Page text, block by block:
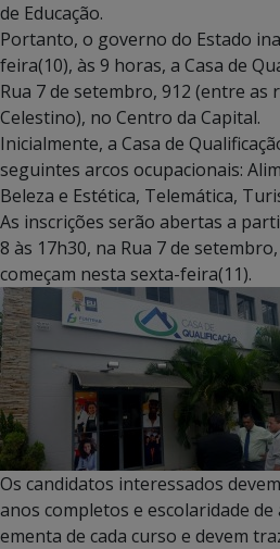
de Educação.
Portanto, o governo do Estado
feira(10), às 9 horas, a Casa de
Rua 7 de setembro, 912 (entre as
Celestino), no Centro da Capital.
Inicialmente, a Casa de
seguintes arcos ocupacionais:
Beleza e Estética, Telemática,
As inscrições serão abertas a
8 às 17h30, na Rua 7 de
começam nesta sexta-feira(11).
Os candidatos interessados
anos completos e escolaridade
ementa de cada curso e devem